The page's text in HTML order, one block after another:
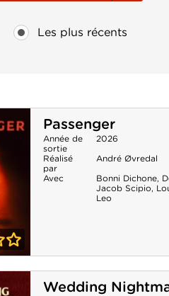
Les plus récents
Passenger
Année de
sortie
2026
Réalisé
par
André Øvredal
Avec
Bonni Dichone,
Jacob Scipio,
Leo
Wedding